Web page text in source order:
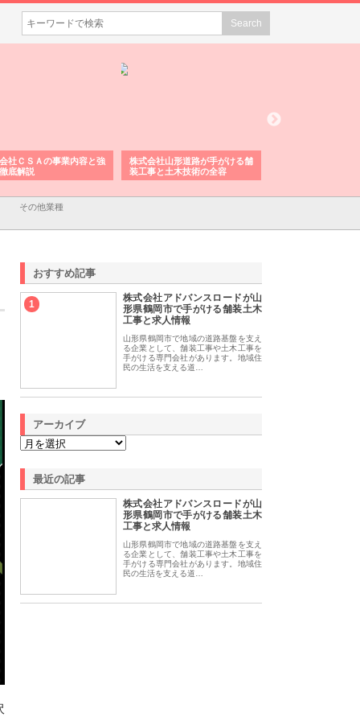
社ＣＳＡの事業内容と強
底解説
株式会社山形道路が手がける舗
装工事と土木技術の全容
その他業種
おすすめ記事
1
株式会社アドバンスロードが山
形県鶴岡市で手がける舗装土木
工事と求人情報
山形県鶴岡市で地域の道路基盤を支え
る企業として、舗装工事や土木工事を
手がける専門会社があります。地域住
民の生活を支える道…
アーカイブ
最近の記事
株式会社アドバンスロードが山
形県鶴岡市で手がける舗装土木
工事と求人情報
山形県鶴岡市で地域の道路基盤を支え
る企業として、舗装工事や土木工事を
手がける専門会社があります。地域住
民の生活を支える道…